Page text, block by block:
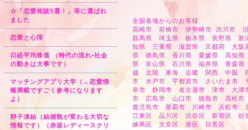
全国各地からのお客様
高崎市 前橋市 伊勢崎市 渋川市
群馬県 埼玉県 栃木県 長野県
知県 三重県 滋賀県 京都府 大
県 徳島県 香川県 愛媛県 高知
県 富山県 石川県 福井県 青森
越 北陸 東海 近畿 関西 中国
市 水戸市 宇都宮市 さいたま市
阜市 静岡市 名古屋市 津市 大
市 広島市 山口市 徳島市 高松
鹿児島市 那覇市 川崎市 浜松市
江東区 品川区 渋谷区 新宿区
練馬区 文京区 港区 目黒区
☆「恋愛相談5選！」等に選ばれ
ました
恋愛と心理
日経平均株価 （時代の流れ•社会
の動きは大事です）
マッチングアプリ大学（←恋愛情
報満載ですごく参考になります
よ）
卵子凍結（結婚観が変わる大切な
情報です）（赤坂レディースクリ